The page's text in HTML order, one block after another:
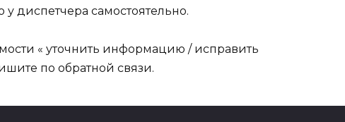
диспетчера самостоятельно.
« уточнить информацию / исправить
по обратной связи.